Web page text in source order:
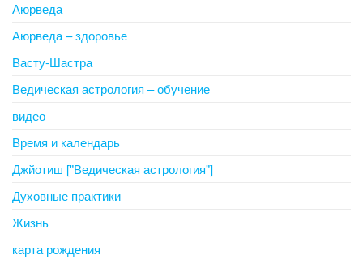
Аюрведа
Аюрведа – здоровье
Васту-Шастра
Ведическая астрология – обучение
видео
Время и календарь
Джйотиш ["Ведическая астрология"]
Духовные практики
Жизнь
карта рождения